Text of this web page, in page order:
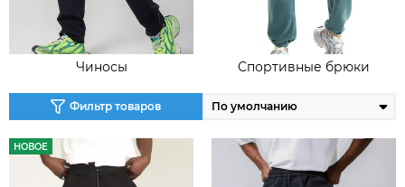
Чиносы Спортивные брюки
Фильтр товаров
НОВОЕ